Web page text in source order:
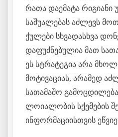
რათა დაემატა რიგიანი
საშუალებას აძლევს
ქულები სხვადასხვა
დაფუძნებულია მათ
ეს სტრატეგია არა
მოტივაციას, არამედ
სათამაშო
ლოიალობის სქემების
ინფორმაციისთვის